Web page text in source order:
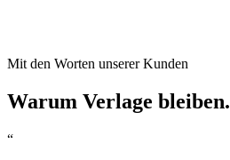
Mit den Worten unserer Kunden
Warum Verlage bleiben.
“